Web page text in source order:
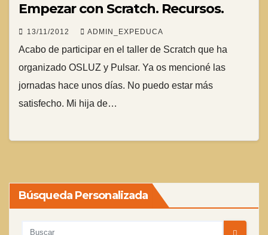
Empezar con Scratch. Recursos.
13/11/2012 ADMIN_EXPEDUCA
Acabo de participar en el taller de Scratch que ha
organizado OSLUZ y Pulsar. Ya os mencioné las
jornadas hace unos días. No puedo estar más
satisfecho. Mi hija de…
Búsqueda Personalizada